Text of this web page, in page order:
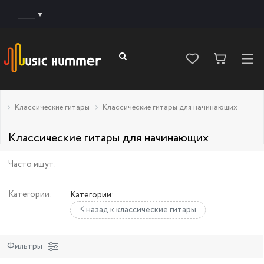
Классические гитары Классические гитары для начинающих
Классические гитары для начинающих
Часто ищут:
Категории:
Категории:
< назад к классические гитары
Фильтры